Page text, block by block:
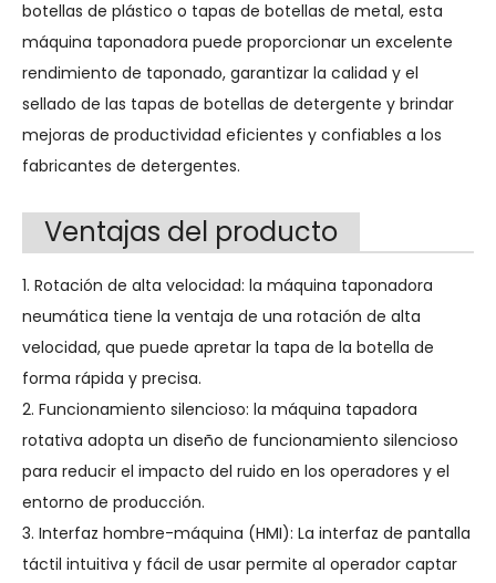
botellas de plástico o tapas de botellas de metal, esta
máquina taponadora puede proporcionar un excelente
rendimiento de taponado, garantizar la calidad y el
sellado de las tapas de botellas de detergente y brindar
mejoras de productividad eficientes y confiables a los
fabricantes de detergentes.
Ventajas del producto
1. Rotación de alta velocidad: la máquina taponadora
neumática tiene la ventaja de una rotación de alta
velocidad, que puede apretar la tapa de la botella de
forma rápida y precisa.
2. Funcionamiento silencioso: la máquina tapadora
rotativa adopta un diseño de funcionamiento silencioso
para reducir el impacto del ruido en los operadores y el
entorno de producción.
3. Interfaz hombre-máquina (HMI): La interfaz de pantalla
táctil intuitiva y fácil de usar permite al operador captar